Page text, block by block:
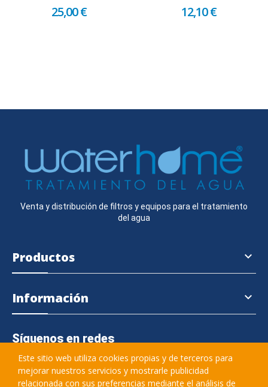
25,00 € 12,10 €
Venta y distribución de filtros y equipos para el tratamiento
del agua
Productos 
Información 
Síguenos en redes
Este sitio web utiliza cookies propias y de terceros para
mejorar nuestros servicios y mostrarle publicidad
relacionada con sus preferencias mediante el análisis de